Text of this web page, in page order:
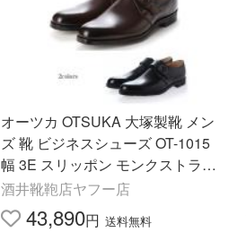
オーツカ OTSUKA 大塚製靴 メン
ズ 靴 ビジネスシューズ OT-1015
幅 3E スリッポン モンクストラッ
プ 宮内庁御用達メーカー 正規取扱
店
酒井靴鞄店ヤフー店
43,890円 送料無料